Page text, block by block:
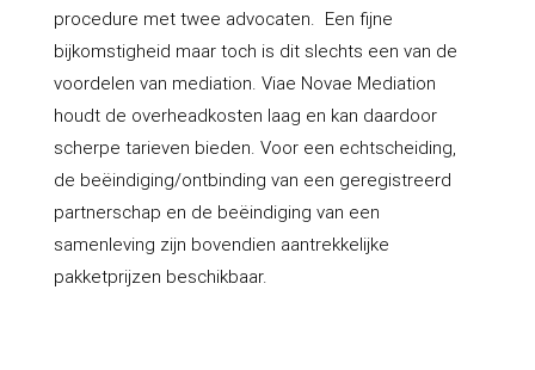
procedure met twee advocaten. Een fijne
bijkomstigheid maar toch is dit slechts een van de
voordelen van mediation. Viae Novae Mediation
houdt de overheadkosten laag en kan daardoor
scherpe tarieven bieden. Voor een echtscheiding,
de beëindiging/ontbinding van een geregistreerd
partnerschap en de beëindiging van een
samenleving zijn bovendien aantrekkelijke
pakketprijzen beschikbaar.